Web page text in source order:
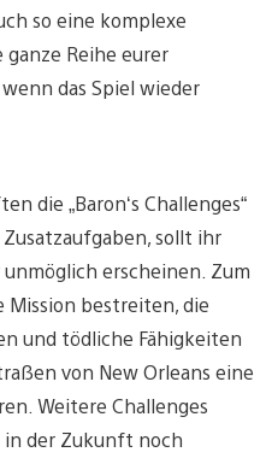
so eine komplexe
Reihe eurer
das Spiel wieder
die „Baron‘s Challenges“
sollt ihr
erscheinen. Zum
Mission bestreiten, die
und tödliche Fähigkeiten
von New Orleans eine
Weitere Challenges
in der Zukunft noch